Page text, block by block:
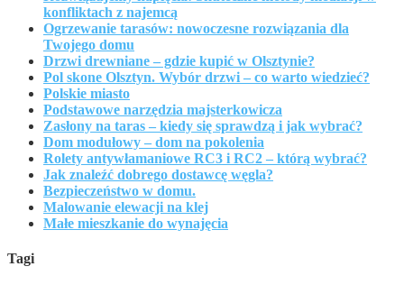
konfliktach z najemcą
Ogrzewanie tarasów: nowoczesne rozwiązania dla
Twojego domu
Drzwi drewniane – gdzie kupić w Olsztynie?
Pol skone Olsztyn. Wybór drzwi – co warto wiedzieć?
Polskie miasto
Podstawowe narzędzia majsterkowicza
Zasłony na taras – kiedy się sprawdzą i jak wybrać?
Dom modułowy – dom na pokolenia
Rolety antywłamaniowe RC3 i RC2 – którą wybrać?
Jak znaleźć dobrego dostawcę węgla?
Bezpieczeństwo w domu.
Malowanie elewacji na klej
Małe mieszkanie do wynajęcia
Tagi